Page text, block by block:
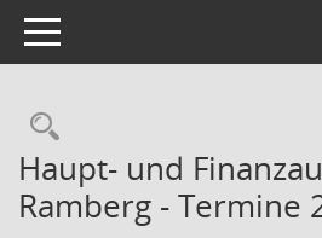
Toggle navigation
Rechercheauswahl
Haupt- und
Ramberg - Termine